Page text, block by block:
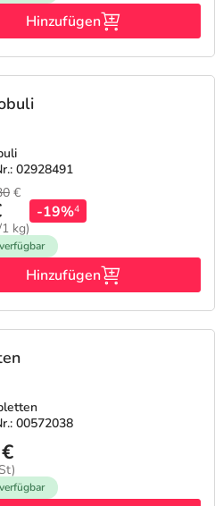
Deals
Hinzufügen
02928491
€
kg)
-19%4
Hinzufügen
00572038